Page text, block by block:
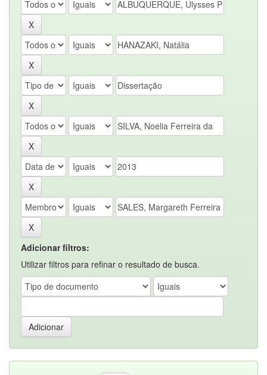
Adicionar filtros:
Utilizar filtros para refinar o resultado de busca.